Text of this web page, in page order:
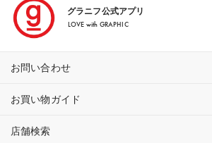
グラニフ公式アプリ
LOVE with GRAPHIC
お問い合わせ
お買い物ガイド
店舗検索